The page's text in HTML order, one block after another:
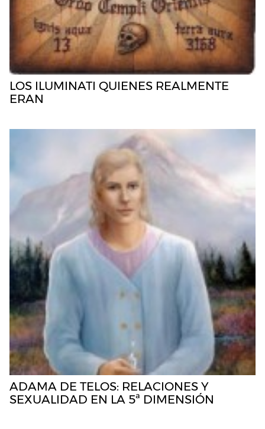
LOS ILUMINATI QUIENES REALMENTE
ERAN
ADAMA DE TELOS: RELACIONES Y
SEXUALIDAD EN LA 5ª DIMENSIÓN